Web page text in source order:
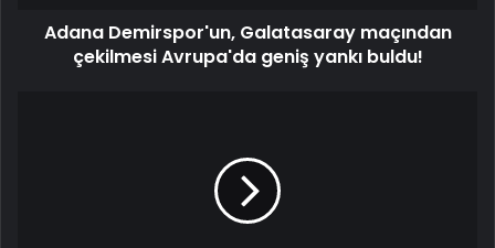
Adana Demirspor'un, Galatasaray maçından
çekilmesi Avrupa'da geniş yankı buldu!